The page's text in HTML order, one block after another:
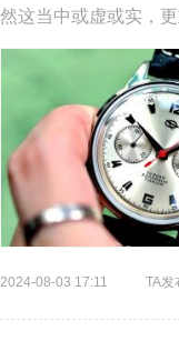
然‬这当中‬或‬虚‬或‬实，
2024-08-03 17:11 TA发